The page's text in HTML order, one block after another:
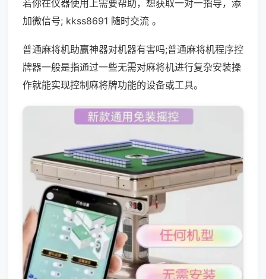
若你在仪器使用上需要帮助，想获取一对一指导，添
加微信号; kkss8691 随时交流 。
普通麻将机助赢神器对机器有害吗;普通麻将机程序控
牌器一般是指通过一些无需对麻将机进行复杂安装操
作就能实现控制麻将牌功能的设备或工具。